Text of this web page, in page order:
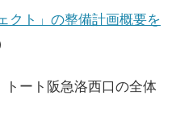
クト」の整備計画概要を
トート阪急洛西口の全体